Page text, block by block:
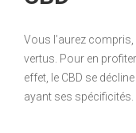
Vous l’aurez
vertus. Pour en
effet, le CBD se
ayant ses spécificités.